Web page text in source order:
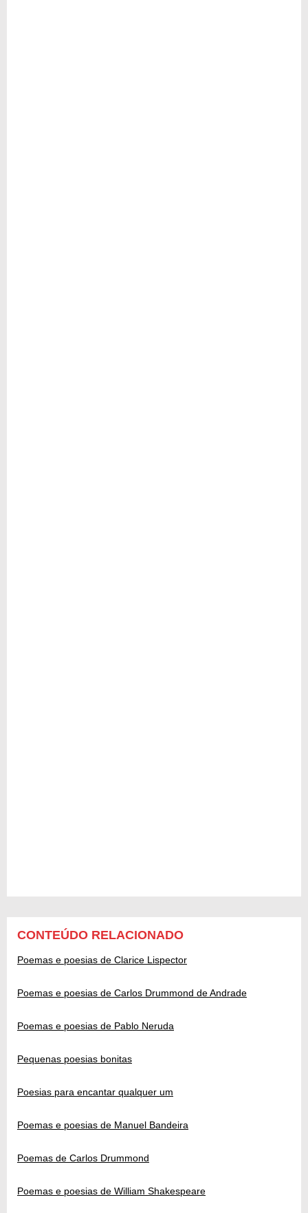
CONTEÚDO RELACIONADO
Poemas e poesias de Clarice Lispector
Poemas e poesias de Carlos Drummond de Andrade
Poemas e poesias de Pablo Neruda
Pequenas poesias bonitas
Poesias para encantar qualquer um
Poemas e poesias de Manuel Bandeira
Poemas de Carlos Drummond
Poemas e poesias de William Shakespeare